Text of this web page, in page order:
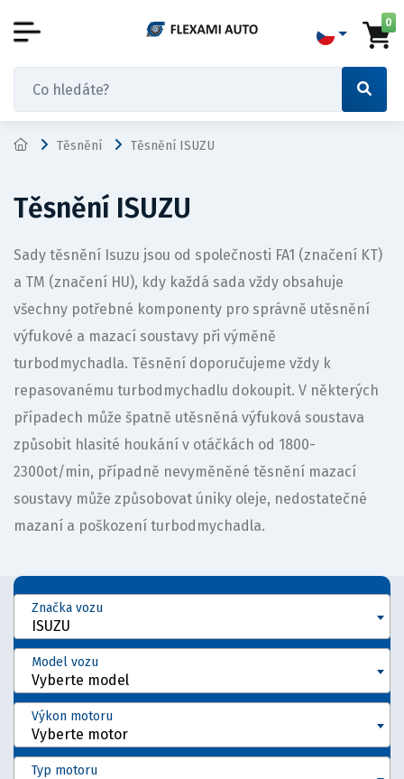
0
Těsnění Těsnění ISUZU
Těsnění ISUZU
Sady těsnění Isuzu jsou od společnosti FA1 (značení KT)
a TM (značení HU), kdy každá sada vždy obsahuje
všechny potřebné komponenty pro správně utěsnění
výfukové a mazací soustavy při výměně
turbodmychadla. Těsnění doporučujeme vždy k
repasovanému turbodmychadlu dokoupit. V některých
případech může špatně utěsněná výfuková soustava
způsobit hlasité houkání v otáčkách od 1800-
2300ot/min, případně nevyměněné těsnění mazací
soustavy může způsobovat úniky oleje, nedostatečné
mazaní a poškození turbodmychadla.
ISUZU
Značka vozu
Vyberte model
Model vozu
Vyberte motor
Výkon motoru
Typ motoru